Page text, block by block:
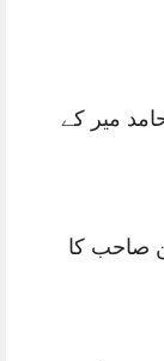
میر کے
صاحب کا